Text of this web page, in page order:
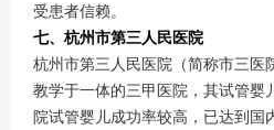
受患者信赖。
七、杭州市第三人民医院
杭州市第三人民医院（简称市三医
教学于一体的三甲医院，其试管婴
院试管婴儿成功率较高，已达到国